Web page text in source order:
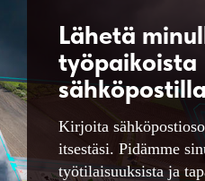
Lähetä
työpaikoista
sähköpostilla
Kirjoita
itsestäsi. Pidämme
työtilaisuuksista ja